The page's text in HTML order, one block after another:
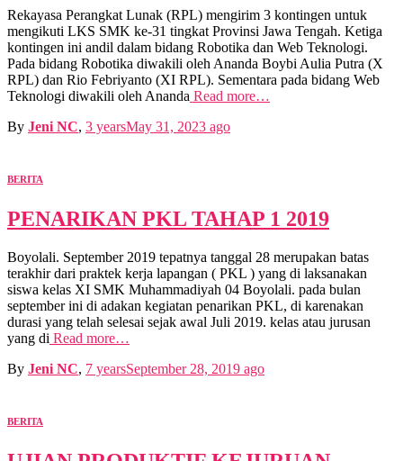
Rekayasa Perangkat Lunak (RPL) mengirim 3 kontingen untuk
mengikuti LKS SMK ke-31 tingkat Provinsi Jawa Tengah. Ketiga
kontingen ini andil dalam bidang Robotika dan Web Teknologi.
Pada bidang Robotika diwakili oleh Ananda Boybi Aulia Putra (X
RPL) dan Rio Febriyanto (XI RPL). Sementara pada bidang Web
Teknologi diwakili oleh Ananda Read more…
By Jeni NC, 3 yearsMay 31, 2023 ago
BERITA
PENARIKAN PKL TAHAP 1 2019
Boyolali. September 2019 tepatnya tanggal 28 merupakan batas
terakhir dari praktek kerja lapangan ( PKL ) yang di laksanakan
siswa kelas XI SMK Muhammadiyah 04 Boyolali. pada bulan
september ini di adakan kegiatan penarikan PKL, di karenakan
durasi yang telah selesai sejak awal Juli 2019. kelas atau jurusan
yang di Read more…
By Jeni NC, 7 yearsSeptember 28, 2019 ago
BERITA